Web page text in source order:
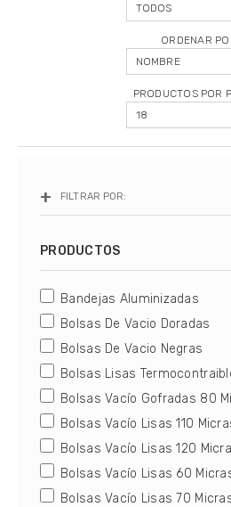
Rollos De Vacio
Insumos
Servicio
ORDENAR
PRODUCTOS POR
FILTRAR POR:
PRODUCTOS
Bandejas Aluminizadas
Bolsas De Vacio Doradas
Bolsas De Vacio Negras
Bolsas Lisas
Bolsas Vacío Gofradas 80
Bolsas Vacío Lisas 110
Bolsas Vacío Lisas 120
Bolsas Vacío Lisas 60
Bolsas Vacío Lisas 70